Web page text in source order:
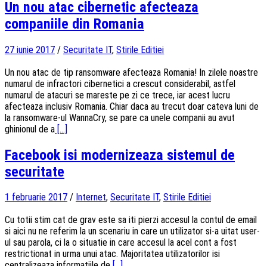
Un nou atac cibernetic afecteaza
companiile din Romania
27 iunie 2017 / Securitate IT, Stirile Editiei
Un nou atac de tip ransomware afecteaza Romania! In zilele noastre
numarul de infractori cibernetici a crescut considerabil, astfel
numarul de atacuri se mareste pe zi ce trece, iar acest lucru
afecteaza inclusiv Romania. Chiar daca au trecut doar cateva luni de
la ransomware-ul WannaCry, se pare ca unele companii au avut
ghinionul de a [...]
Facebook isi modernizeaza sistemul de
securitate
1 februarie 2017 / Internet, Securitate IT, Stirile Editiei
Cu totii stim cat de grav este sa iti pierzi accesul la contul de email
si aici nu ne referim la un scenariu in care un utilizator si-a uitat user-
ul sau parola, ci la o situatie in care accesul la acel cont a fost
restrictionat in urma unui atac. Majoritatea utilizatorilor isi